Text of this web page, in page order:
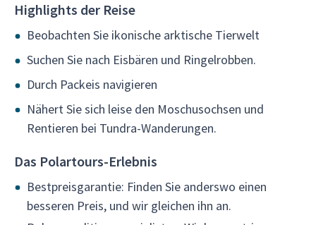
Highlights der Reise
Beobachten Sie ikonische arktische Tierwelt
Suchen Sie nach Eisbären und Ringelrobben.
Durch Packeis navigieren
Nähert Sie sich leise den Moschusochsen und
Rentieren bei Tundra-Wanderungen.
Das Polartours-Erlebnis
Bestpreisgarantie: Finden Sie anderswo einen
besseren Preis, und wir gleichen ihn an.